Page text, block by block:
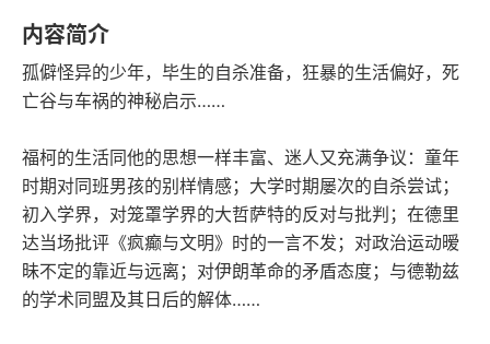
内容简介
孤僻怪异的少年，毕生的自杀准备，狂暴的生活偏好，死
亡谷与车祸的神秘启示……
福柯的生活同他的思想一样丰富、迷人又充满争议：童年
时期对同班男孩的别样情感；大学时期屡次的自杀尝试；
初入学界，对笼罩学界的大哲萨特的反对与批判；在德里
达当场批评《疯癫与文明》时的一言不发；对政治运动暧
昧不定的靠近与远离；对伊朗革命的矛盾态度；与德勒兹
的学术同盟及其日后的解体……